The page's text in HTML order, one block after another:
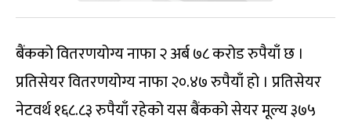
बैंकको वितरणयोग्य नाफा २ अर्ब ७८ करोड रुपैयाँ छ ।
प्रतिसेयर वितरणयोग्य नाफा २०.४७ रुपैयाँ हो । प्रतिसेयर
नेटवर्थ १६८.८३ रुपैयाँ रहेको यस बैंकको सेयर मूल्य ३७५